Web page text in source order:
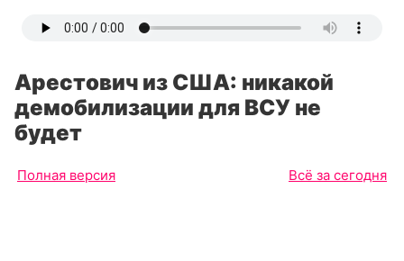
Арестович из США: никакой
демобилизации для ВСУ не
будет
Полная версия Всё за сегодня